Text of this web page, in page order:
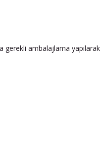
ambalajlama